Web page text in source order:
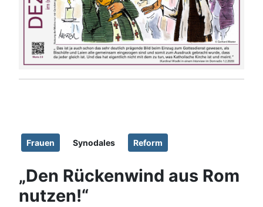
Frauen Synodales Reform
„Den Rückenwind aus Rom
nutzen!“